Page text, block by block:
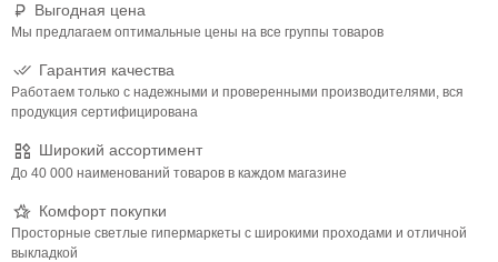
Выгодная цена
Мы предлагаем оптимальные цены на все группы товаров
Гарантия качества
Работаем только с надежными и проверенными производителями, вся
продукция сертифицирована
Широкий ассортимент
До 40 000 наименований товаров в каждом магазине
Комфорт покупки
Просторные светлые гипермаркеты с широкими проходами и отличной
выкладкой